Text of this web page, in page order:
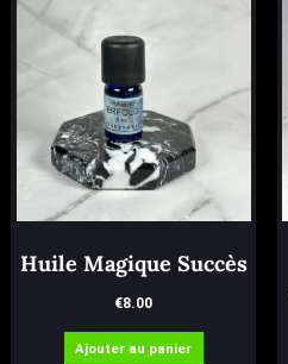
Huile Magique Succès
€8.00
Ajouter au panier